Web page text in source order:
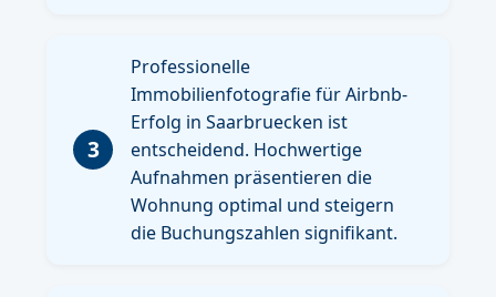
3
Professionelle
Immobilienfotografie für Airbnb-
Erfolg in Saarbruecken ist
entscheidend. Hochwertige
Aufnahmen präsentieren die
Wohnung optimal und steigern
die Buchungszahlen signifikant.